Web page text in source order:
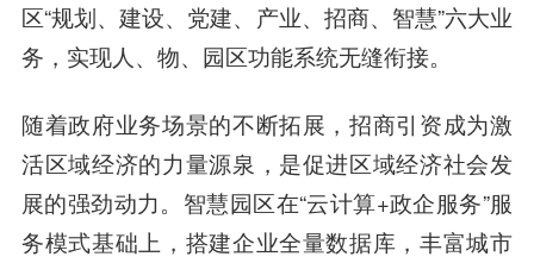
区“规划、建设、党建、产业、招商、智慧”六大业
务，实现人、物、园区功能系统无缝衔接。
随着政府业务场景的不断拓展，招商引资成为激
活区域经济的力量源泉，是促进区域经济社会发
展的强劲动力。智慧园区在“云计算+政企服务”服
务模式基础上，搭建企业全量数据库，丰富城市